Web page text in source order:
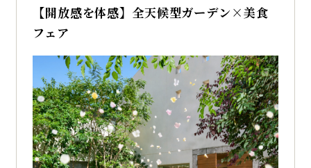
【開放感を体感】全天候型ガーデン×美食
フェア